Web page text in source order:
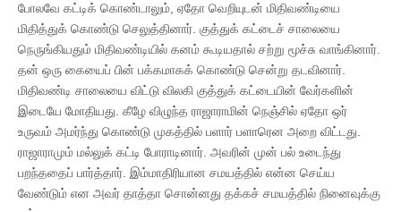
போலவே கட்டிக் கொண்டாலும், ஏதோ வெறியுடன் மிதிவண்டியை
மிதித்துக் கொண்டு செலுத்தினார். குத்துக் கட்டைச் சாலையை
நெருங்கியதும் மிதிவண்டியில் கனம் கூடியதால் சற்று மூச்சு வாங்கினார்.
தன் ஒரு கையைப் பின் பக்கமாகக் கொண்டு சென்று தடவினார்.
மிதிவண்டி சாலையை விட்டு விலகி குத்துக் கட்டையின் வேர்களின்
இடையே மோதியது. கீழே விழுந்த ராஜாராமின் நெஞ்சில் ஏதோ ஒர்
உருவம் அமர்ந்து கொண்டு முகத்தில் பளார் பளாரென அறை விட்டது.
ராஜாராமும் மல்லுக் கட்டி போராடினார். அவரின் முன் பல் உடைந்து
பறந்ததைப் பார்த்தார். இம்மாதிரியான சமயத்தில் என்ன செய்ய
வேண்டும் என அவர் தாத்தா சொன்னது தக்கச் சமயத்தில் நினைவுக்கு